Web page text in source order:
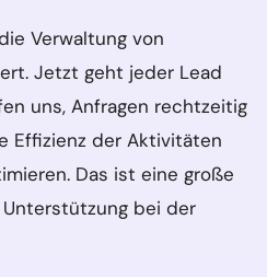
Verwaltung von
Jetzt geht jeder Lead
uns, Anfragen rechtzeitig
Effizienz der Aktivitäten
Das ist eine große
bei der